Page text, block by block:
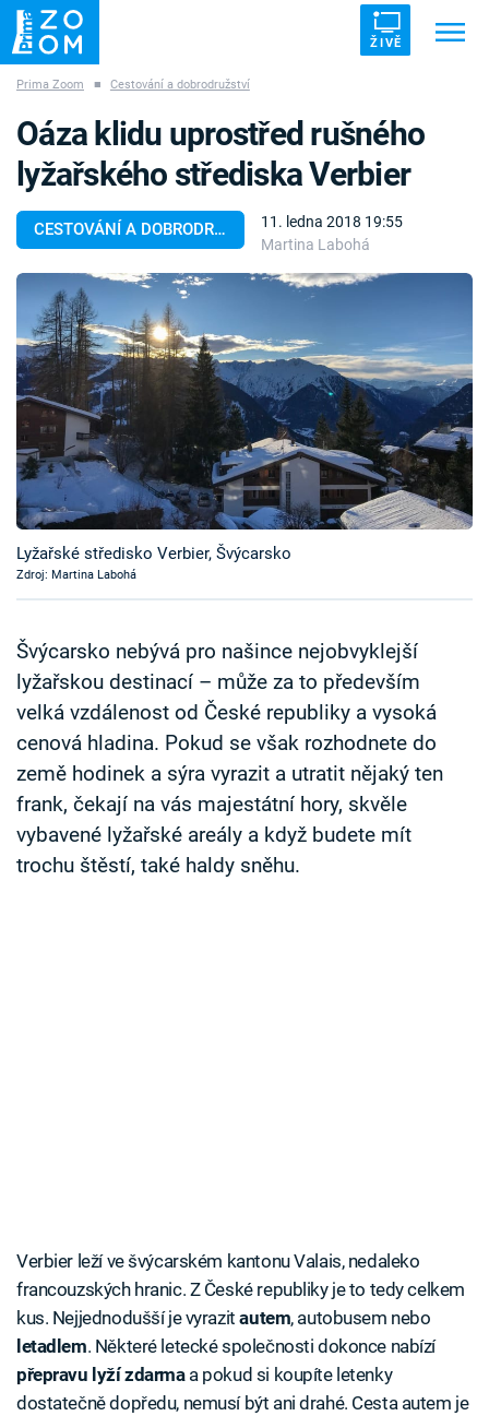
ŽIVĚ
ZÁHADY VETŘELCI DÁVNOVĚKU
Témata
Témata
Pořady
TV Program
Časopis
Sledujte prima+
Sledujte nás
Prima Zoom ■ Cestování a dobrodružství
CESTOVÁNÍ A DOBRODRUŽSTVÍ
11. ledna 2018 19:55
Martina Labohá
Oáza klidu uprostřed rušného
lyžařského střediska Verbier
Lyžařské středisko Verbier, Švýcarsko
Zdroj: Martina Labohá
Švýcarsko nebývá pro našince nejobvyklejší
lyžařskou destinací – může za to především
velká vzdálenost od České republiky a vysoká
cenová hladina. Pokud se však rozhodnete do
země hodinek a sýra vyrazit a utratit nějaký ten
frank, čekají na vás majestátní hory, skvěle
vybavené lyžařské areály a když budete mít
trochu štěstí, také haldy sněhu.
Verbier leží ve švýcarském kantonu Valais, nedaleko
francouzských hranic. Z České republiky je to tedy celkem
kus. Nejjednodušší je vyrazitautem, autobusem nebo
letadlem. Některé letecké společnosti dokonce nabízí
přepravu lyží zdarmaa pokud si koupíte letenky
dostatečně dopředu, nemusí být ani drahé. Cesta autem je